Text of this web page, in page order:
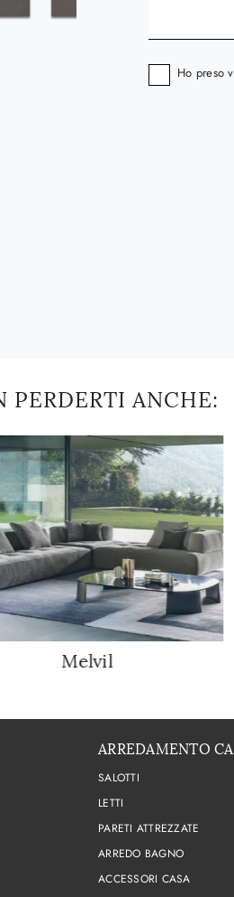
Ho preso
PERDERTI ANCHE:
Melvil
ARREDAMENTO
SALOTTI
LETTI
PARETI ATTREZZATE
ARREDO BAGNO
ACCESSORI CASA